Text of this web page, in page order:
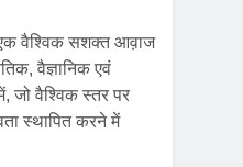
एक वैश्विक सशक्त आव़ाज
वैज्ञानिक एवं
जो वैश्विक स्तर पर
स्थापित करने में